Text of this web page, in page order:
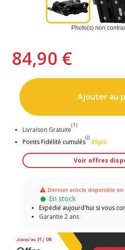
Photo(s) non
84,90 €
Ajouter au
Livraison Gratuite
(1)
Points Fidélité cumulés
(2)
85pts
Voir offres
Dernier article disponible en
En stock
Expédié aujourd'hui si vous
Garantie 2 ans